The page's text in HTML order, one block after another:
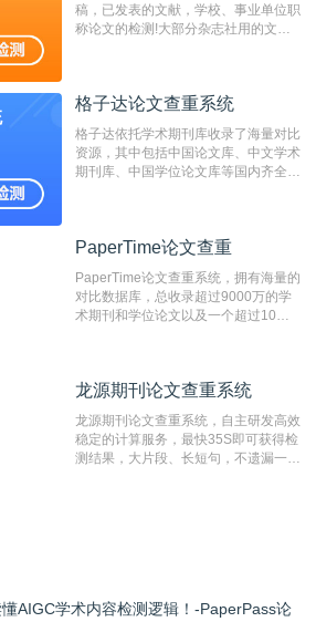
稿，已发表的文献，学校、事业单位职
称论文的检测!大部分杂志社用的文献
编辑部检测来稿和已发表的文献,检测
测时注意填写第一作者,才能排除已发
表文献复制比。（限制字符数1万）
格子达论文查重系统
格子达依托学术期刊库收录了海量对比
资源，其中包括中国论文库、中文学术
期刊库、中国学位论文库等国内齐全的
系统，可检测中文、英文两种语言的论
PaperTime论文查重
PaperTime论文查重系统，拥有海量的
对比数据库，总收录超过9000万的学
术期刊和学位论文以及一个超过10亿
对，利用指纹索引快速而精准地在云检
有相似的片段，该项技术检测速度快、
准确率高，市场反映良好。
龙源期刊论文查重系统
龙源期刊论文查重系统，自主研发高效
稳定的计算服务，最快35S即可获得检
测结果，大片段、长短句，不遗漏一处
AIGC学术内容检测逻辑！-PaperPass论